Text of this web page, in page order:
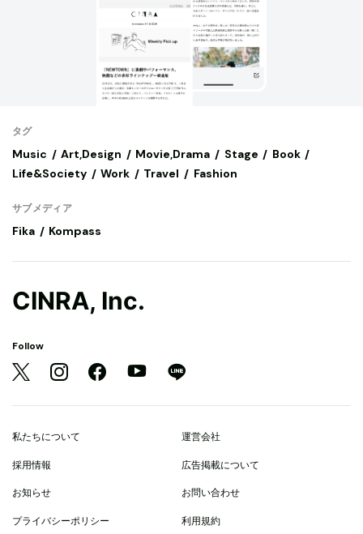
タグ
Music Art,Design Movie,Drama Stage
Book
Life&Society
Work Travel Fashion
サブメディア
Fika Kompass
CINRA, Inc.
Follow
私たちについて 運営会社
採用情報 広告掲載について
お知らせ お問い合わせ
プライバシーポリシー 利用規約